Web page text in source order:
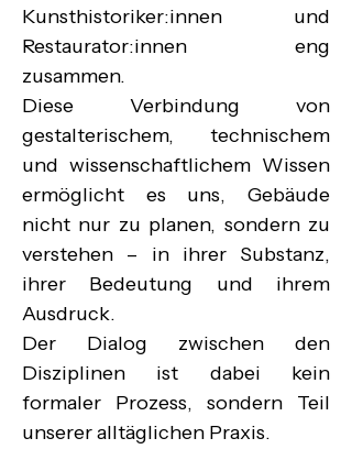
Kunsthistoriker:innen und
Restaurator:innen eng
zusammen.
Diese Verbindung von
gestalterischem, technischem
und wissenschaftlichem Wissen
ermöglicht es uns, Gebäude
nicht nur zu planen, sondern zu
verstehen – in ihrer Substanz,
ihrer Bedeutung und ihrem
Ausdruck.
Der Dialog zwischen den
Disziplinen ist dabei kein
formaler Prozess, sondern Teil
unserer alltäglichen Praxis.